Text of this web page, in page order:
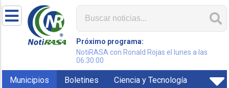
Próximo programa:
NotiRASA con Ronald Rojas el lunes a las
06:30:00
Municipios Boletines Ciencia y Tecnología